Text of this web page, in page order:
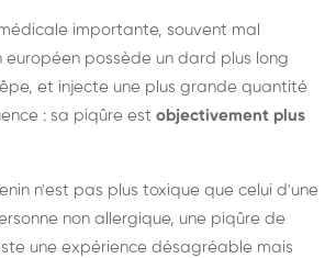
importante, souvent mal
européen possède un dard plus long
et injecte une plus grande quantité
: sa piqûre est objectivement plus
n'est pas plus toxique que celui d'une
non allergique, une piqûre de
une expérience désagréable mais